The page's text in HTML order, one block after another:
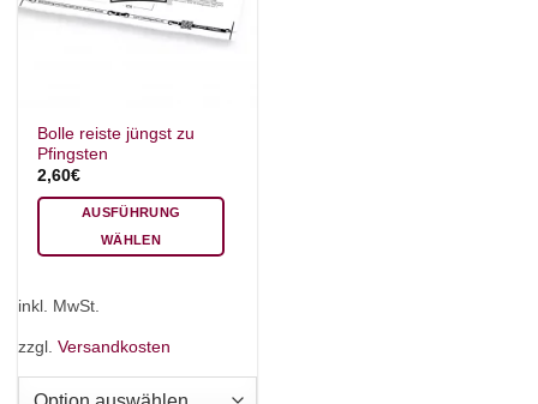
Bolle reiste jüngst zu
Pfingsten
2,60€
AUSFÜHRUNG
WÄHLEN
mehrere
auf.
inkl. MwSt.
zzgl. Versandkosten